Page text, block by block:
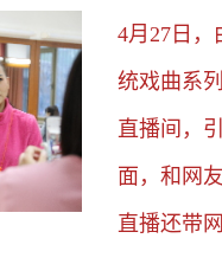
4月27日
统戏曲系
直播间，
面，和网
直播还带